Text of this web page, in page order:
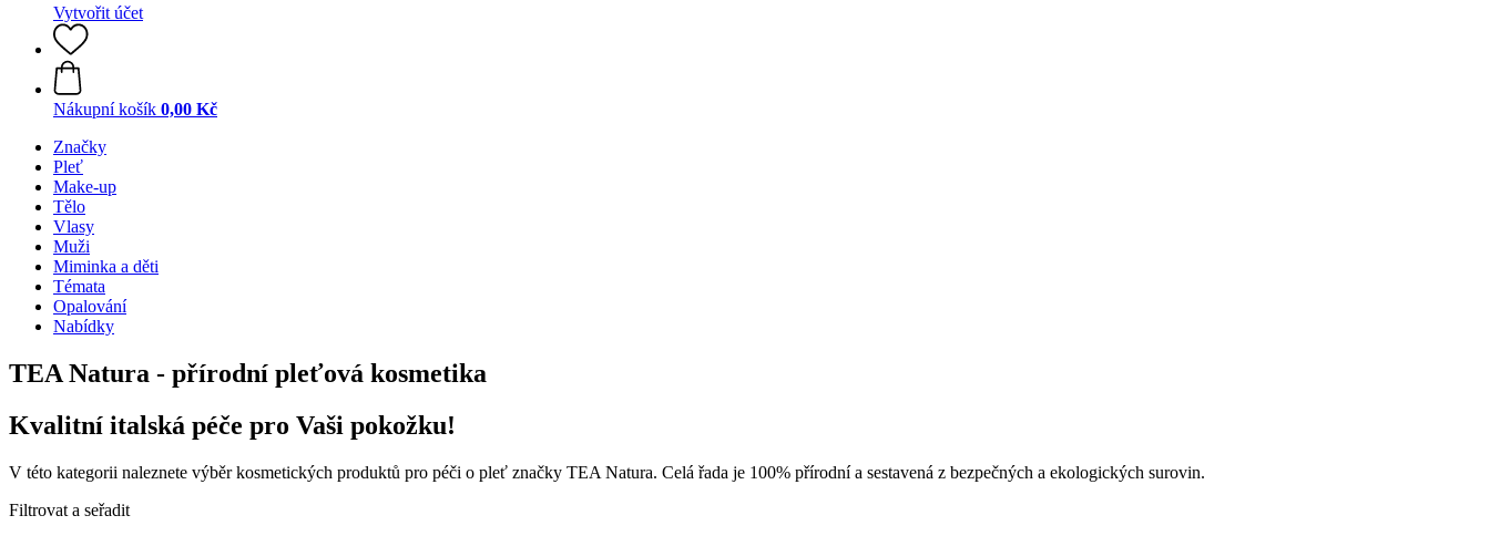
Vytvořit účet
Nákupní košík 0,00 Kč
Značky
Pleť
Make-up
Tělo
Vlasy
Muži
Miminka a děti
Témata
Opalování
Nabídky
TEA Natura - přírodní pleťová kosmetika
Kvalitní italská péče pro Vaši pokožku!
V této kategorii naleznete výběr kosmetických produktů pro péči o pleť značky TEA Natura. Celá řada je 100% přírodní a sestavená z bezpečných a ekologických surovin.
Filtrovat a seřadit